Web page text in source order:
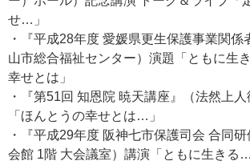
せ…」
・『平成28年度 愛媛県更生保護事業関係
山市総合福祉センター）演題「ともに生
幸せとは」
・『第51回 知恩院 暁天講座』（法然上人
「ほんとうの幸せとは…」
・『平成29年度 阪神七市保護司会 合同
会館 1階 大会議室）講演「ともに生きる